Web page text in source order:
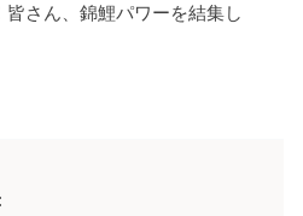
皆さん、錦鯉パワーを結集し